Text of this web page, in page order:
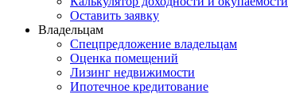
Оставить заявку
Владельцам
Спецпредложение владельцам
Оценка помещений
Лизинг недвижимости
Ипотечное кредитование